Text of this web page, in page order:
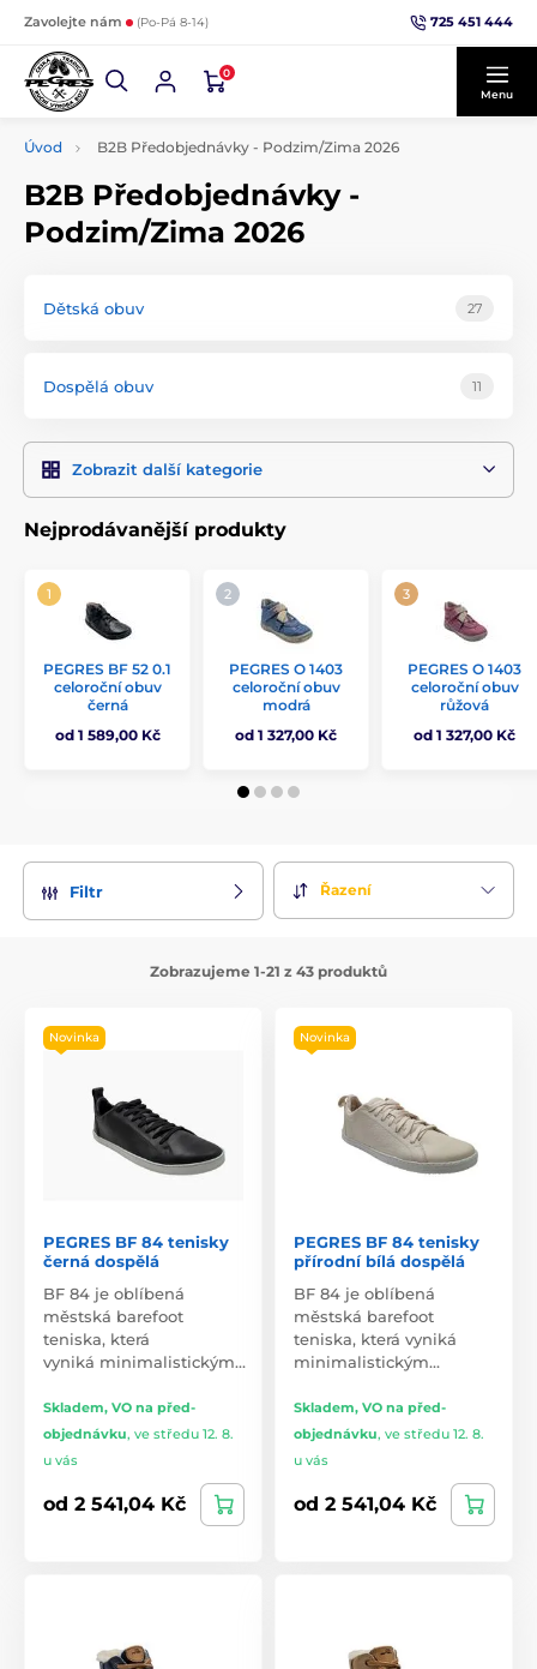
Zavolejte nám (Po-Pá 8-14) 725 451 444
0
Menu
Úvod B2B Předobjednávky - Podzim/Zima 2026
B2B Předobjednávky -
Podzim/Zima 2026
Dětská obuv 27
Dospělá obuv 11
Zobrazit další kategorie
Nejprodávanější produkty
PEGRES BF 52 0.1
celoroční obuv
černá
od 1 589,00 Kč
PEGRES O 1403
celoroční obuv
modrá
od 1 327,00 Kč
PEGRES O 1403
celoroční obuv
růžová
od 1 327,00 Kč
Filtr Řazení
Zobrazujeme 1-21 z 43 produktů
Novinka
PEGRES BF 84 tenisky
černá dospělá
BF 84 je oblíbená
městská barefoot
teniska, která
vyniká minimalistickým…
Skladem, VO na před-
objednávku, ve středu 12. 8.
u vás
od 2 541,04 Kč
Novinka
PEGRES BF 84 tenisky
přírodní bílá dospělá
BF 84 je oblíbená
městská barefoot
teniska, která vyniká
minimalistickým…
Skladem, VO na před-
objednávku, ve středu 12. 8.
u vás
od 2 541,04 Kč